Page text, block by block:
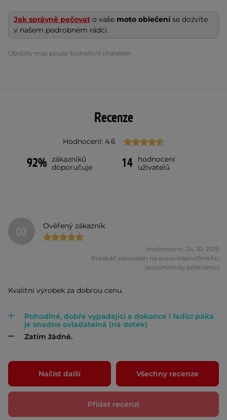
Jak správně pečovat o vaše moto oblečeníse dozvíte
v našem podrobném rádci.
Obrázky mají pouze ilustrativní charakter.
Recenze
Hodnocení: 4.6
92% zákazníků
doporučuje
14
hodnocení
uživatelů
OZ Ověřený zákazník
Hodnoceno: 24. 10. 2019
Produkt zakoupen na www.insportline.hu
(automaticky přeloženo)
Kvalitní výrobek za dobrou cenu.
Pohodlné, dobře vypadající a dokonce i řadicí páka
je snadno ovladatelná (na dotek)
Zatím žádné.
Načíst další Všechny recenze
Přidat recenzi